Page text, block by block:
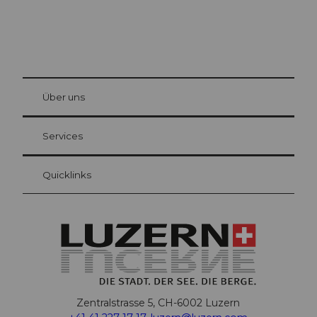
Gästekarte Luzern
Ihre Vorteile als Übernachtungsgast
at Bre
Über uns
Services
Quicklinks
Zentralstrasse 5, CH-6002 Luzern